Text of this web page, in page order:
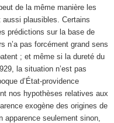
de la même manière les
aussi plausibles. Certains
prédictions sur la base de
n’a pas forcément grand sens
; et même si la dureté du
la situation n’est pas
d’État-providence
nos hypothèses relatives aux
exogène des origines de
seulement sinon,